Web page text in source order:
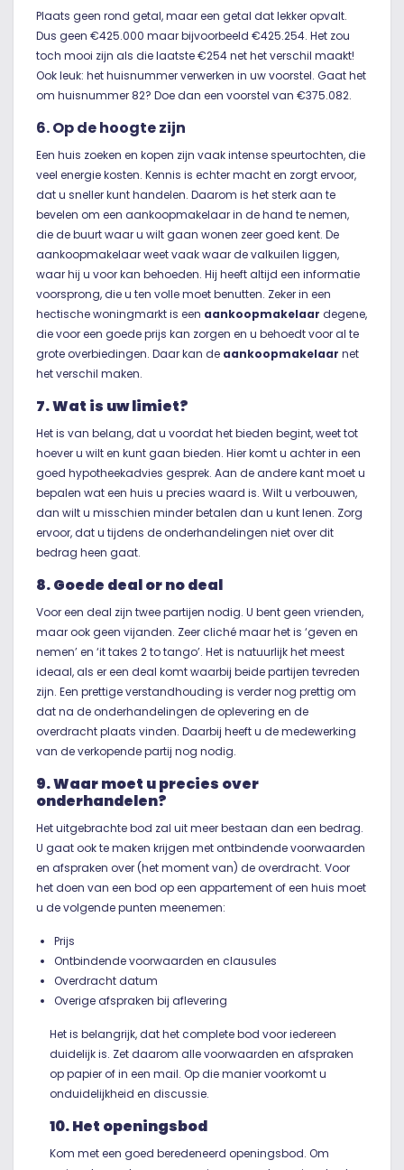
Plaats geen rond getal, maar een getal dat lekker opvalt.
Dus geen €425.000 maar bijvoorbeeld €425.254. Het zou
toch mooi zijn als die laatste €254 net het verschil maakt!
Ook leuk: het huisnummer verwerken in uw voorstel. Gaat het
om huisnummer 82? Doe dan een voorstel van €375.082.
6. Op de hoogte zijn
Een huis zoeken en kopen zijn vaak intense speurtochten, die
veel energie kosten. Kennis is echter macht en zorgt ervoor,
dat u sneller kunt handelen. Daarom is het sterk aan te
bevelen om een aankoopmakelaar in de hand te nemen,
die de buurt waar u wilt gaan wonen zeer goed kent. De
aankoopmakelaar weet vaak waar de valkuilen liggen,
waar hij u voor kan behoeden. Hij heeft altijd een informatie
voorsprong, die u ten volle moet benutten. Zeker in een
hectische woningmarkt is een aankoopmakelaar degene,
die voor een goede prijs kan zorgen en u behoedt voor al te
grote overbiedingen. Daar kan de aankoopmakelaar net
het verschil maken.
7. Wat is uw limiet?
Het is van belang, dat u voordat het bieden begint, weet tot
hoever u wilt en kunt gaan bieden. Hier komt u achter in een
goed hypotheekadvies gesprek. Aan de andere kant moet u
bepalen wat een huis u precies waard is. Wilt u verbouwen,
dan wilt u misschien minder betalen dan u kunt lenen. Zorg
ervoor, dat u tijdens de onderhandelingen niet over dit
bedrag heen gaat.
8. Goede deal or no deal
Voor een deal zijn twee partijen nodig. U bent geen vrienden,
maar ook geen vijanden. Zeer cliché maar het is ‘geven en
nemen’ en ‘it takes 2 to tango’. Het is natuurlijk het meest
ideaal, als er een deal komt waarbij beide partijen tevreden
zijn. Een prettige verstandhouding is verder nog prettig om
dat na de onderhandelingen de oplevering en de
overdracht plaats vinden. Daarbij heeft u de medewerking
van de verkopende partij nog nodig.
9. Waar moet u precies over
onderhandelen?
Het uitgebrachte bod zal uit meer bestaan dan een bedrag.
U gaat ook te maken krijgen met ontbindende voorwaarden
en afspraken over (het moment van) de overdracht. Voor
het doen van een bod op een appartement of een huis moet
u de volgende punten meenemen:
Prijs
Ontbindende voorwaarden en clausules
Overdracht datum
Overige afspraken bij aflevering
Het is belangrijk, dat het complete bod voor iedereen
duidelijk is. Zet daarom alle voorwaarden en afspraken
op papier of in een mail. Op die manier voorkomt u
onduidelijkheid en discussie.
10. Het openingsbod
Kom met een goed beredeneerd openingsbod. Om